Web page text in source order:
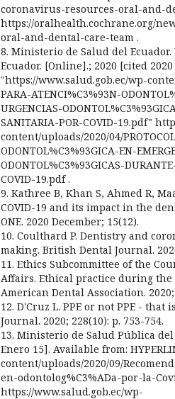
coronavirus-resources-oral-and-
https://oralhealth.cochrane.org/
oral-and-dental-care-team .
8. Ministerio de Salud del
Ecuador. [Online].; 2020 [cited
"https://www.salud.gob.ec/wp-
PARA-ATENCI%C3%93N-
URGENCIAS-
SANITARIA-POR-COVID-19.pdf"
content/uploads/2020/04/
ODONTOL%C3%93GICA-EN-
ODONTOL%C3%93GICAS-
COVID-19.pdf .
9. Kathree B, Khan S, Ahmed R,
COVID-19 and its impact in the
ONE. 2020 December; 15(12).
10. Coulthard P. Dentistry and
making. British Dental Journal.
11. Ethics Subcommittee of the
Affairs. Ethical practice during the
American Dental Association. 2020;
12. D'Cruz L. PPE or not PPE -
Journal. 2020; 228(10): p. 753-754.
13. Ministerio de Salud Pública
Enero 15]. Available from:
content/uploads/2020/09/
en-odontolog%C3%ADa-por-la-
https://www.salud.gob.ec/wp-